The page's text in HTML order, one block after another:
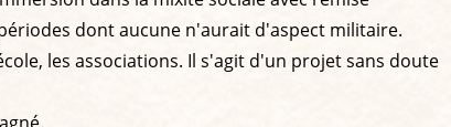
dont aucune n'aurait d'aspect militaire.
les associations. Il s'agit d'un projet sans doute